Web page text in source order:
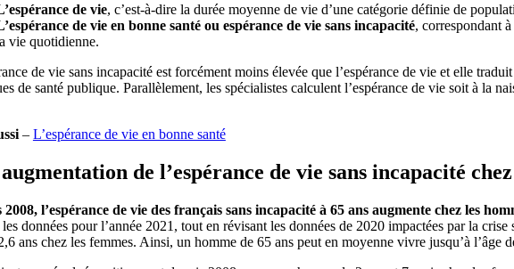
de vie, c’est-à-dire la durée moyenne de vie d’une catégorie définie de
de vie en bonne santé ou espérance de vie sans incapacité, correspondant
vie quotidienne.
de vie sans incapacité est forcément moins élevée que l’espérance de vie et elle
de santé publique. Parallèlement, les spécialistes calculent l’espérance de vie soit à la
– L’espérance de vie en bonne santé
de l’espérance de vie sans incapacité
2008, l’espérance de vie des français sans incapacité à 65 ans augmente chez les
données pour l’année 2021, tout en révisant les données de 2020 impactées par la
ans chez les femmes. Ainsi, un homme de 65 ans peut en moyenne vivre jusqu’à l’âge